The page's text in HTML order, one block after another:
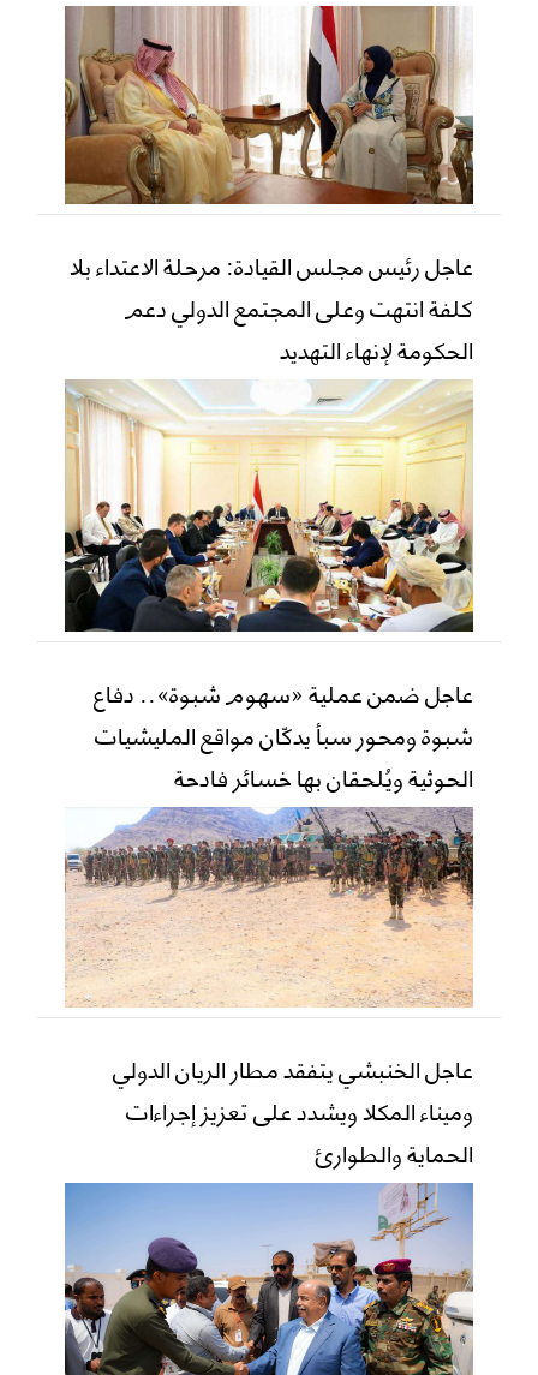
عاجل رئيس مجلس القيادة: مرحلة الاعتداء بلا
كلفة انتهت وعلى المجتمع الدولي دعم
الحكومة لإنهاء التهديد
عاجل ضمن عملية «سهوم شبوة».. دفاع
شبوة ومحور سبأ يدكّان مواقع المليشيات
الحوثية ويُلحقان بها خسائر فادحة
عاجل الخنبشي يتفقد مطار الريان الدولي
وميناء المكلا ويشدد على تعزيز إجراءات
الحماية والطوارئ